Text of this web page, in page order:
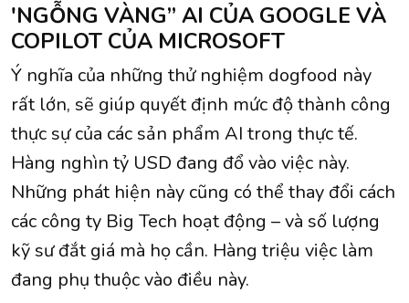
'NGỖNG VÀNG” AI CỦA GOOGLE VÀ
COPILOT CỦA MICROSOFT
Ý nghĩa của những thử nghiệm dogfood này
rất lớn, sẽ giúp quyết định mức độ thành công
thực sự của các sản phẩm AI trong thực tế.
Hàng nghìn tỷ USD đang đổ vào việc này.
Những phát hiện này cũng có thể thay đổi cách
các công ty Big Tech hoạt động – và số lượng
kỹ sư đắt giá mà họ cần. Hàng triệu việc làm
đang phụ thuộc vào điều này.